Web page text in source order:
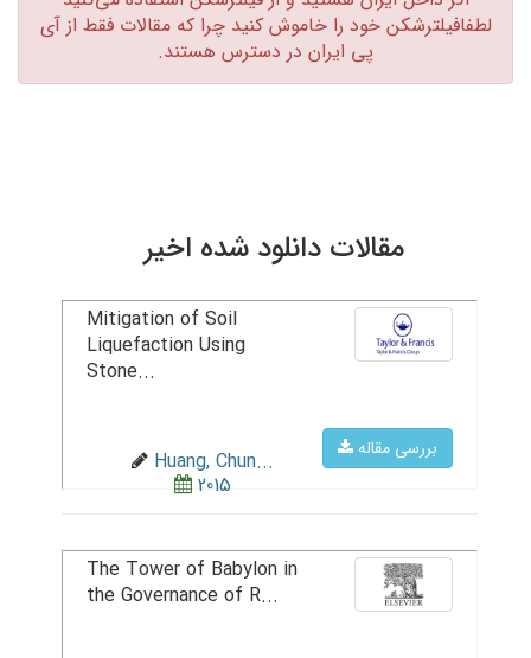
لطفافیلترشکن خود را خاموش کنید چرا که مقالات فقط از آی
پی ایران در دسترس هستند.‏
مقالات دانلود شده اخیر
بررسی مقاله
Mitigation of Soil
Liquefaction Using
Stone...
Huang, Chun...
2015
The Tower of Babylon in
the Governance of R...